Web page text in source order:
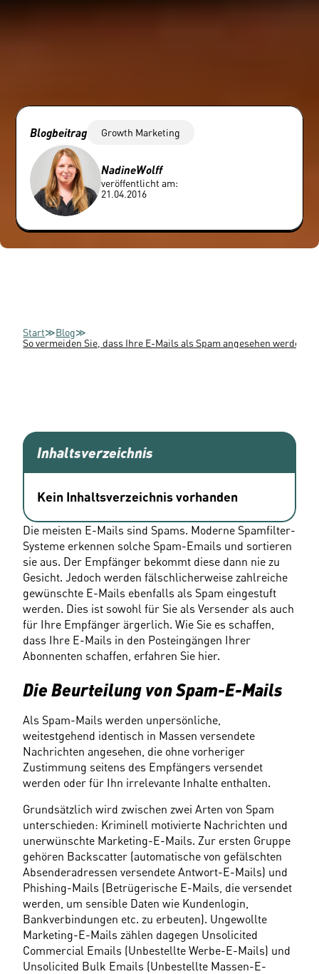
Blogbeitrag Growth Marketing
NadineWolff
veröffentlicht am:
21.04.2016
Start≫Blog≫
So vermeiden Sie, dass Ihre E-Mails als Spam angesehen werden
Inhaltsverzeichnis
Kein Inhaltsverzeichnis vorhanden
Die meisten E-Mails sind Spams. Moderne Spamfilter-
Systeme erkennen solche Spam-Emails und sortieren
sie aus. Der Empfänger bekommt diese dann nie zu
Gesicht. Jedoch werden fälschlicherweise zahlreiche
gewünschte E-Mails ebenfalls als Spam eingestuft
werden. Dies ist sowohl für Sie als Versender als auch
für Ihre Empfänger ärgerlich. Wie Sie es schaffen,
dass Ihre E-Mails in den Posteingängen Ihrer
Abonnenten schaffen, erfahren Sie hier.
Die Beurteilung von Spam-E-Mails
Als Spam-Mails werden unpersönliche,
weitestgehend identisch in Massen versendete
Nachrichten angesehen, die ohne vorheriger
Zustimmung seitens des Empfängers versendet
werden oder für Ihn irrelevante Inhalte enthalten.
Grundsätzlich wird zwischen zwei Arten von Spam
unterschieden: Kriminell motivierte Nachrichten und
unerwünschte Marketing-E-Mails. Zur ersten Gruppe
gehören Backscatter (automatische von gefälschten
Absenderadressen versendete Antwort-E-Mails) und
Phishing-Mails (Betrügerische E-Mails, die versendet
werden, um sensible Daten wie Kundenlogin,
Bankverbindungen etc. zu erbeuten). Ungewollte
Marketing-E-Mails zählen dagegen Unsolicited
Commercial Emails (Unbestellte Werbe-E-Mails) und
Unsolicited Bulk Emails (Unbestellte Massen-E-